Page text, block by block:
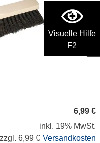
Visuelle Hilfe
F2
6,99 €
inkl. 19% MwSt.
zzgl. 6,99 € Versandkosten